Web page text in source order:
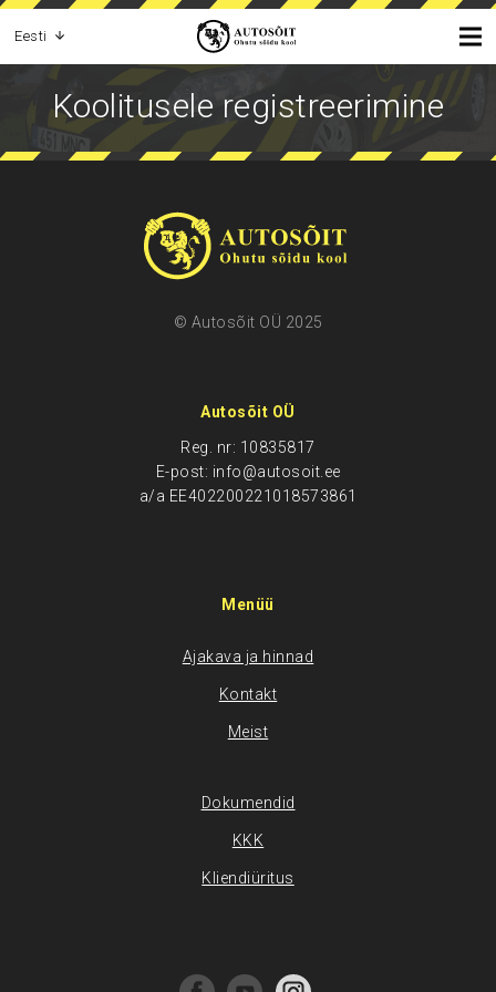
Eesti
Koolitusele registreerimine
© Autosõit OÜ 2025
Autosõit OÜ
Reg. nr: 10835817
E-post: info@autosoit.ee
a/a EE402200221018573861
Menüü
Ajakava ja hinnad
Kontakt
Meist
Dokumendid
KKK
Kliendiüritus